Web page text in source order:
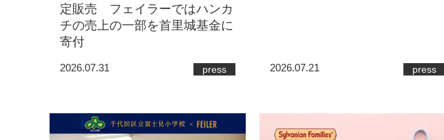
定販売 フェイラーではハンカ
チの売上の一部を首里城基金に
寄付
2026.07.31 press 2026.07.21 press